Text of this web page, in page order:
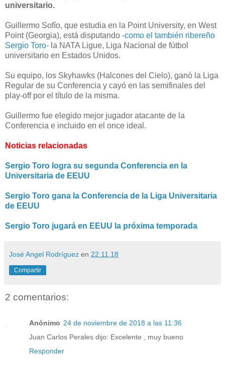
universitario.
Guillermo Sofío, que estudia en la Point University, en West
Point (Georgia), está disputando -como el también ribereño
Sergio Toro- la NATA Ligue, Liga Nacional de fútbol
universitario en Estados Unidos.
Su equipo, los Skyhawks (Halcones del Cielo), ganó la Liga
Regular de su Conferencia y cayó en las semifinales del
play-off por el título de la misma.
Guillermo fue elegido mejor jugador atacante de la
Conferencia e incluido en el once ideal.
Noticias relacionadas
Sergio Toro logra su segunda Conferencia en la
Universitaria de EEUU
Sergio Toro gana la Conferencia de la Liga Universitaria
de EEUU
Sergio Toro jugará en EEUU la próxima temporada
José Angel Rodríguez en 22.11.18
Compartir
2 comentarios:
Anónimo 24 de noviembre de 2018 a las 11:36
Juan Carlos Perales dijo: Excelente , muy bueno
Responder